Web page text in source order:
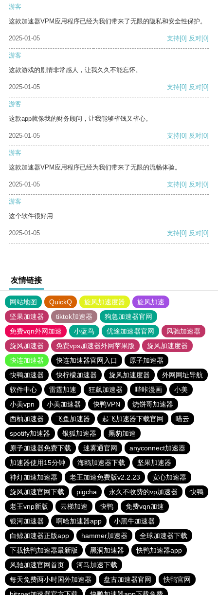
游客
这款加速器VPM应用程序已经为我们带来了无限的隐私和安全性保护。
2025-01-05 支持[0] 反对[0]
游客
这款游戏的剧情非常感人，让我久久不能忘怀。
2025-01-05 支持[0] 反对[0]
游客
这款app就像我的财务顾问，让我能够省钱又省心。
2025-01-05 支持[0] 反对[0]
游客
这款加速器VPM应用程序已经为我们带来了无限的流畅体验。
2025-01-05 支持[0] 反对[0]
游客
这个软件很好用
2025-01-05 支持[0] 反对[0]
友情链接
网站地图 QuickQ 旋风加速度器
旋风加速
坚果加速器
tiktok加速器
狗急加速器官网
免费vqn外网加速
小蓝鸟 优途加速器官网
风驰加速器
旋风加速器
免费vps加速器外网苹果版
旋风加速度器
快连加速器
快连加速器官网入口
原子加速器
快鸭加速器
快柠檬加速器 旋风加速度器
外网网址导航
软件中心
雷霆加速 狂飙加速器 哔咔漫画
小美
小美vpn
小美加速器 快鸭VPN
烧饼哥加速器
西柚加速器
飞鱼加速器 起飞加速器下载官网
喵云
spotify加速器
银狐加速器
黑豹加速
原子加速器免费下载
迷雾通官网
anyconnect加速器
加速器使用15分钟
海鸥加速器下载
坚果加速器
神灯加速加速器
老王加速免费版v2.2.23
安心加速器
旋风加速官网下载
pigcha 永久不收费的vp加速器
快鸭
老王vnp新版
云梯加速 快鸭
免费vqn加速
银河加速器
啊哈加速器app
小黑牛加速器
白鲸加速器正版app
hammer加速器
全球加速器下载
下载快鸭加速器最新版
黑洞加速器
快鸭加速器app
风驰加速官网首页
河马加速下载
每天免费两小时国外加速器
盘古加速器官网
快鸭官网